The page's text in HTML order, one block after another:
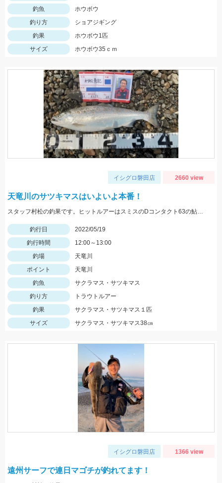
釣魚
ホウボウ
釣り方
ショアジギング
釣果
ホウボウ1匹
サイズ
ホウボウ35ｃｍ
イシグロ磐田店 2660 view
天竜川のサツキマスはいよいよ本番！
スタッフ村松の釣果です。ヒットルアーはスミスのDコンタクト63の鮎カラー。
釣行日
2022/05/19
釣行時間
12:00～13:00
釣場
天竜川
ポイント
天竜川
釣魚
サクラマス・サツキマス
釣り方
トラウトルアー
釣果
サクラマス・サツキマス１匹
サイズ
サクラマス・サツキマス38㎝
イシグロ磐田店 1366 view
遠州サーフで連日マゴチが釣れてます！